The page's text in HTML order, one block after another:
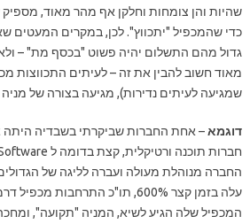
שהיות והן צומחות וחלקן אף מהר מאוד,
כדי שהמכפיל "יתכווץ". לכן, במקרים המעטים
גדול מהם התשלום יהיה פשוט "בכסף מת" – ולא
מאוד חשוב להבין את זה – לעיתים התכווצות
שמגיעה לעיתים נדירות), מגיעה בצורה של מניה
דוגמא
החברה מנוהלת מעולה ועברה לליגה של
המכפיל שלה הגיע לשיא, המניה "תקועה",